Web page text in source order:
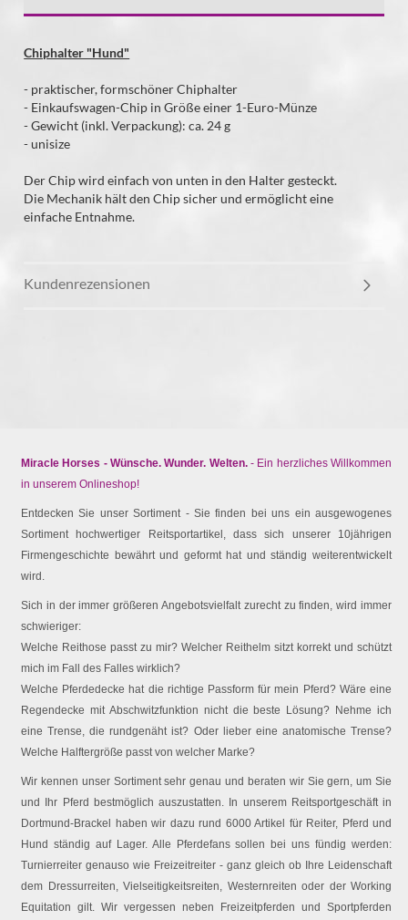
Chiphalter "Hund"
- praktischer, formschöner Chiphalter
- Einkaufswagen-Chip in Größe einer 1-Euro-Münze
- Gewicht (inkl. Verpackung): ca. 24 g
- unisize
Der Chip wird einfach von unten in den Halter gesteckt.
Die Mechanik hält den Chip sicher und ermöglicht eine
einfache Entnahme.
Kundenrezensionen
Miracle Horses - Wünsche. Wunder. Welten.- Ein herzliches Willkommen
in unserem Onlineshop!
Entdecken Sie unser Sortiment - Sie finden bei uns ein ausgewogenes
Sortiment hochwertiger Reitsportartikel, dass sich unserer 10jährigen
Firmengeschichte bewährt und geformt hat und ständig weiterentwickelt
wird.
Sich in der immer größeren Angebotsvielfalt zurecht zu finden, wird immer
schwieriger:
Welche Reithose passt zu mir? Welcher Reithelm sitzt korrekt und schützt
mich im Fall des Falles wirklich?
Welche Pferdedecke hat die richtige Passform für mein Pferd? Wäre eine
Regendecke mit Abschwitzfunktion nicht die beste Lösung? Nehme ich
eine Trense, die rundgenäht ist? Oder lieber eine anatomische Trense?
Welche Halftergröße passt von welcher Marke?
Wir kennen unser Sortiment sehr genau und beraten wir Sie gern, um Sie
und Ihr Pferd bestmöglich auszustatten. In unserem Reitsportgeschäft in
Dortmund-Brackel haben wir dazu rund 6000 Artikel für Reiter, Pferd und
Hund ständig auf Lager. Alle Pferdefans sollen bei uns fündig werden:
Turnierreiter genauso wie Freizeitreiter - ganz gleich ob Ihre Leidenschaft
dem Dressurreiten, Vielseitigkeitsreiten, Westernreiten oder der Working
Equitation gilt. Wir vergessen neben Freizeitpferden und Sportpferden